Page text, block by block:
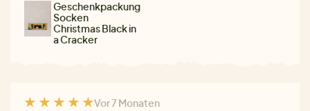
Geschenkpackung
Socken
Christmas Black in
a Cracker
Vor 7 Monaten